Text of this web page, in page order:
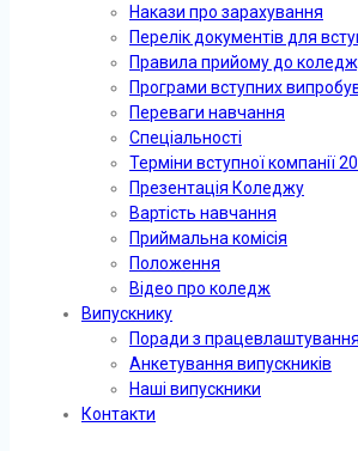
Накази про зарахування
Перелік документів для
Правила прийому до
Програми вступних
Переваги навчання
Спеціальності
Терміни вступної компанії
Презентація Коледжу
Вартість навчання
Приймальна комісія
Положення
Відео про коледж
Випускнику
Поради з працевлаштування
Анкетування випускників
Наші випускники
Контакти